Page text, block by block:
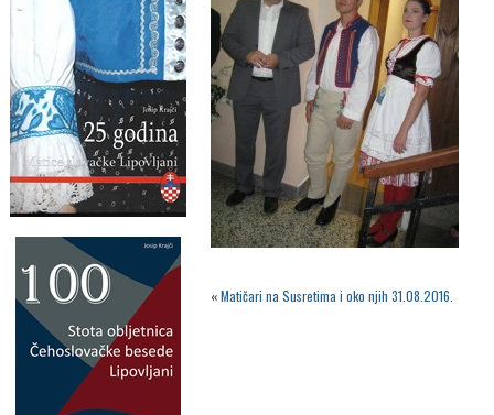
«Matičari na Susretima i oko njih 31.08.2016.